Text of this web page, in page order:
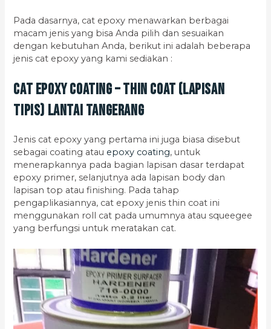
Pada dasarnya, cat epoxy menawarkan berbagai
macam jenis yang bisa Anda pilih dan sesuaikan
dengan kebutuhan Anda, berikut ini adalah beberapa
jenis cat epoxy yang kami sediakan :
Cat Epoxy Coating – Thin Coat (Lapisan
Tipis) Lantai Tangerang
Jenis cat epoxy yang pertama ini juga biasa disebut
sebagai coating atau epoxy coating, untuk
menerapkannya pada bagian lapisan dasar terdapat
epoxy primer, selanjutnya ada lapisan body dan
lapisan top atau finishing. Pada tahap
pengaplikasiannya, cat epoxy jenis thin coat ini
menggunakan roll cat pada umumnya atau squeegee
yang berfungsi untuk meratakan cat.